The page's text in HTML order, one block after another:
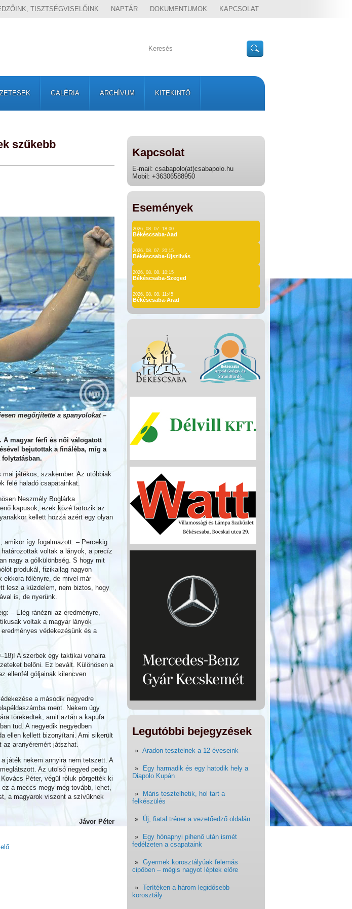
TISZTSÉGVISELŐINK NAPTÁR DOKUMENTUMOK KAPCSOLAT
GALÉRIA ARCHÍVUM KITEKINTŐ
Kapcsolat
E-mail: csabapolo(at)csabapolo.hu
Mobil: +36306588950
Események
2026. 08. 07. 18:00
Békéscsaba-Aad
2026. 08. 07. 20:15
Békéscsaba-Újszilvás
2026. 08. 08. 10:15
Békéscsaba-Szeged
2026. 08. 08. 11:45
Békéscsaba-Arad
Legutóbbi bejegyzések
Aradon tesztelnek a 12 éveseink
Egy harmadik és egy hatodik hely a
Diapolo Kupán
Máris tesztelhetik, hol tart a
felkészülés
Új, fiatal tréner a vezetőedző oldalán
Egy hónapnyi pihenő után ismét
fedélzeten a csapataink
Gyermek korosztályúak felemás
cipőben – mégis nagyot léptek előre
Terítéken a három legidősebb
korosztály
szűkebb
megőrjítette a spanyolokat –
A magyar férfi és női válogatott
bejutottak a fináléba, míg a
játékos, szakember. Az utóbbiak
felé haladó csapatainkat.
Neszmély Boglárka
kapusok, ezek közé tartozik az
kellett hozzá azért egy olyan
amikor így fogalmazott: – Percekig
voltak a lányok, a precíz
nagy a gólkülönbség. S hogy mit
produkál, fizikailag nagyon
fölényre, de mivel már
lesz a küzdelem, nem biztos, hogy
is, de nyerünk.
– Elég ránézni az eredményre,
voltak a magyar lányok
védekezésünk és a
A szerbek egy taktikai vonalra
belőni. Ez bevált. Különösen a
ellenfél góljainak kilencven
a második negyedre
ment. Nekem úgy
törekedtek, amit aztán a kapufa
tud. A negyedik negyedben
ellen kellett bizonyítani. Ami sikerült
az aranyéremért játszhat.
játék nekem annyira nem tetszett. A
Az utolsó negyed pedig
Péter, végül róluk pörgették ki
a meccs megy még tovább, lehet,
a magyarok viszont a szívüknek
Jávor Péter